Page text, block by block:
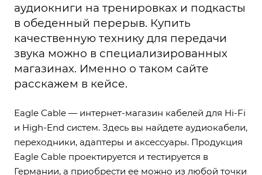
аудиокниги на тренировках и подкасты
в обеденный перерыв. Купить
качественную технику для передачи
звука можно в специализированных
магазинах. Именно о таком сайте
расскажем в кейсе.
Еagle Cable — интернет-магазин кабелей для Hi-Fi
и High-End систем. Здесь вы найдете аудиокабели,
переходники, адаптеры и аксессуары. Продукция
Eagle Cable проектируется и тестируется в
Германии, а приобрести ее можно из любой точки